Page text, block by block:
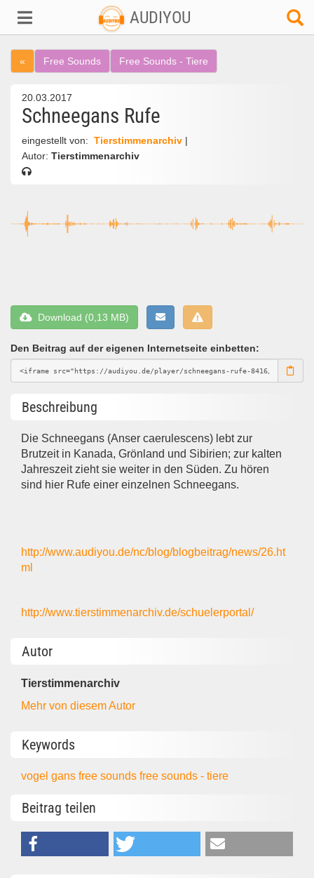
AUDIYOU
« Free Sounds Free Sounds - Tiere
20.03.2017
Schneegans Rufe
eingestellt von: Tierstimmenarchiv
Autor: Tierstimmenarchiv
Download (0,13 MB)
Den Beitrag auf der eigenen Internetseite einbetten:
Beschreibung
Die Schneegans (Anser caerulescens) lebt zur
Brutzeit in Kanada, Grönland und Sibirien; zur kalten
Jahreszeit zieht sie weiter in den Süden. Zu hören
sind hier Rufe einer einzelnen Schneegans.
http://www.audiyou.de/nc/blog/blogbeitrag/news/26.ht
ml
http://www.tierstimmenarchiv.de/schuelerportal/
Autor
Tierstimmenarchiv
Mehr von diesem Autor
Keywords
vogelgansfree soundsfree sounds - tiere
Beitrag teilen